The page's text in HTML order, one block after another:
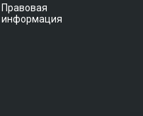
Правовая
информация